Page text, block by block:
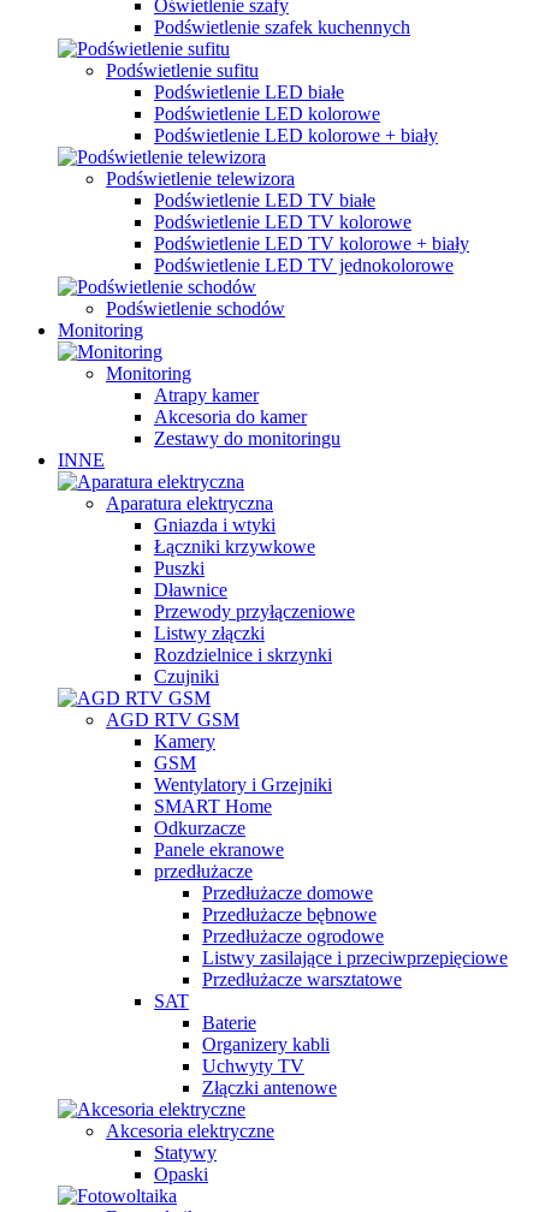
Oświetlenie szafy
Podświetlenie szafek kuchennych
Podświetlenie sufitu
Podświetlenie LED białe
Podświetlenie LED kolorowe
Podświetlenie LED kolorowe + biały
Podświetlenie telewizora
Podświetlenie LED TV białe
Podświetlenie LED TV kolorowe
Podświetlenie LED TV kolorowe + biały
Podświetlenie LED TV jednokolorowe
Podświetlenie schodów
Monitoring
Monitoring
Atrapy kamer
Akcesoria do kamer
Zestawy do monitoringu
INNE
Aparatura elektryczna
Gniazda i wtyki
Łączniki krzywkowe
Puszki
Dławnice
Przewody przyłączeniowe
Listwy złączki
Rozdzielnice i skrzynki
Czujniki
AGD RTV GSM
Kamery
GSM
Wentylatory i Grzejniki
SMART Home
Odkurzacze
Panele ekranowe
przedłużacze
Przedłużacze domowe
Przedłużacze bębnowe
Przedłużacze ogrodowe
Listwy zasilające i przeciwprzepięciowe
Przedłużacze warsztatowe
SAT
Baterie
Organizery kabli
Uchwyty TV
Złączki antenowe
Akcesoria elektryczne
Statywy
Opaski